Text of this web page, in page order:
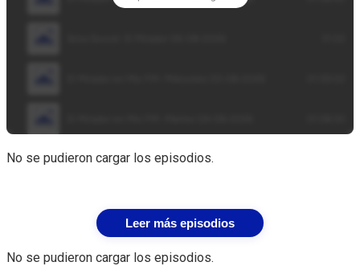
No se pudieron cargar los episodios.
Leer más episodios
No se pudieron cargar los episodios.